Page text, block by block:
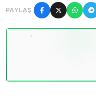
PAYLAŞ